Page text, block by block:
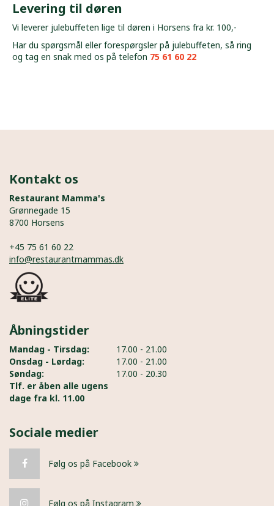
Levering til døren
Vi leverer julebuffeten lige til døren i Horsens fra kr. 100,-
Har du spørgsmål eller forespørgsler på julebuffeten, så ring
og tag en snak med os på telefon 75 61 60 22
Kontakt os
Restaurant Mamma's
Grønnegade 15
8700 Horsens
+45 75 61 60 22
info@restaurantmammas.dk
Åbningstider
Mandag - Tirsdag:
17.00 - 21.00
Onsdag - Lørdag:
17.00 - 21.00
Søndag:
17.00 - 20.30
Tlf. er åben alle ugens
dage fra kl. 11.00
Sociale medier
Følg os på Facebook
Følg os på Instagram